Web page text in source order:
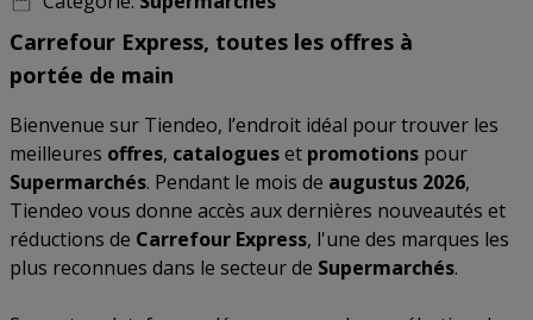
Carrefour Express, toutes les offres à
portée de main
Bienvenue sur Tiendeo, l’endroit idéal pour trouver les
meilleures offres, catalogueset promotions pour
Supermarchés. Pendant le mois de augustus 2026,
Tiendeo vous donne accès aux dernières nouveautés et
réductions de Carrefour Express, l'une des marques les
plus reconnues dans le secteur de Supermarchés.